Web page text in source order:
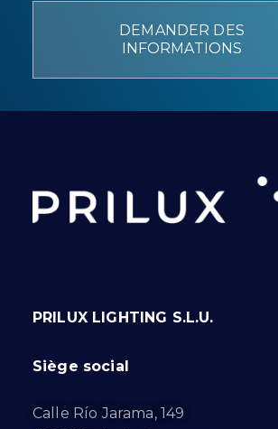
DEMANDER DES
INFORMATIONS
PRILUX LIGHTING S.L.U.
Siège social
Calle Río Jarama, 149